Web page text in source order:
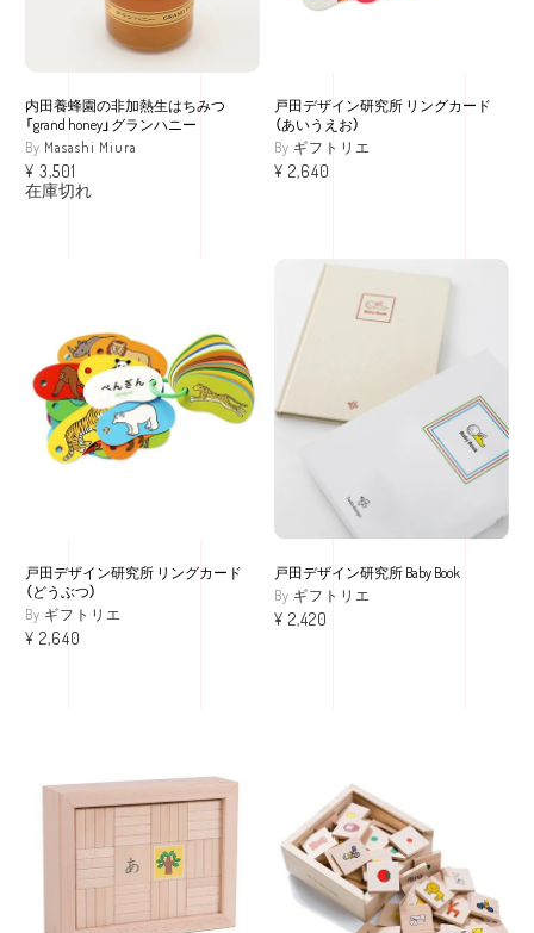
内田養蜂園の非加熱生はちみつ
「grand honey」グランハニー
Masashi Miura
¥ 3,501
在庫切れ
戸田デザイン研究所 リングカード
（あいうえお）
ギフトリエ
¥ 2,640
戸田デザイン研究所 リングカード
（どうぶつ）
ギフトリエ
¥ 2,640
戸田デザイン研究所 Baby Book
ギフトリエ
¥ 2,420